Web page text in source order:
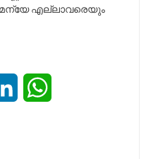
എല്ലാവരെയും
LinkedIn